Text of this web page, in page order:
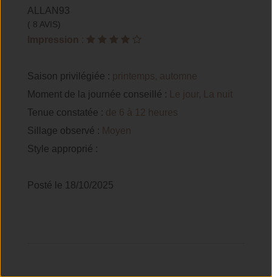
ALLAN93
( 8 AVIS)
Impression :
Saison privilégiée : printemps, automne
Moment de la journée conseillé :
Le jour, La nuit
Tenue constatée : de 6 à 12 heures
Sillage observé : Moyen
Style approprié :
Posté le 18/10/2025